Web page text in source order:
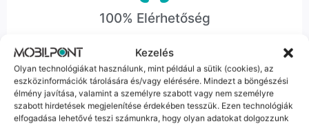
Kezelés
Olyan technológiákat használunk, mint például a sütik (cookies), az
eszközinformációk tárolására és/vagy elérésére. Mindezt a böngészési
élmény javítása, valamint a személyre szabott vagy nem személyre
szabott hirdetések megjelenítése érdekében tesszük. Ezen technológiák
elfogadása lehetővé teszi számunkra, hogy olyan adatokat dolgozzunk
100% Elérhetőség
Sok éve a szegedi piac meghatározó szereplői vagyunk.
Nem egy arctalan webshop vagyunk: ha kérdésed van, élő
ember veszi fel a telefont, és személyesen is megtalálsz
minket Szegeden.